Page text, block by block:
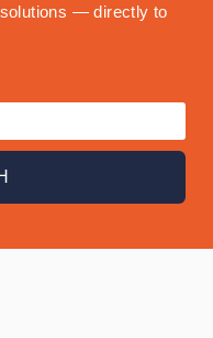
— directly to